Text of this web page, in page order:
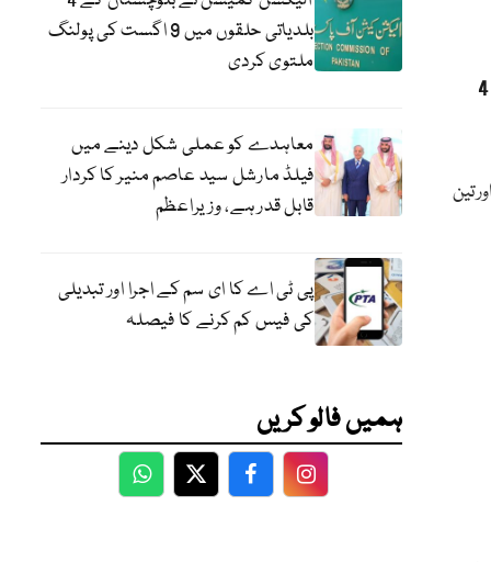
سری لنکا: پیٹرول کے حصول کیلئے فسادات، فوج کی فائرنگ، 4
تین
بلدیاتی حلقوں میں 9 اگست کی پولنگ
ملتوی کردی
معاہدے کو عملی شکل دینے میں
فیلڈ مارشل سید عاصم منیر کا کردار
قابل قدر ہے، وزیراعظم
پی ٹی اے کا ای سم کے اجرا اور تبدیلی
کی فیس کم کرنے کا فیصلہ
ہمیں فالو کریں
WhatsApp
TwitterFacebookFacebook